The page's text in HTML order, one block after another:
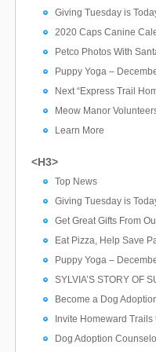
Giving Tuesday is
2020 Caps Canine
Petco Photos With
Puppy Yoga –
Next “Express Trail
Meow Manor
Learn More
<H3>
Top News
Giving Tuesday is
Get Great Gifts From
Eat Pizza, Help Save
Puppy Yoga –
SYLVIA’S STORY OF
Become a Dog
Invite Homeward
Dog Adoption